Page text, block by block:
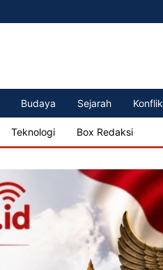
Budaya Sejarah Konflik
Teknologi Box Redaksi